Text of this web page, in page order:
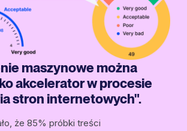
maszynowe można
akcelerator w procesie
stron internetowych".
że 85% próbki treści